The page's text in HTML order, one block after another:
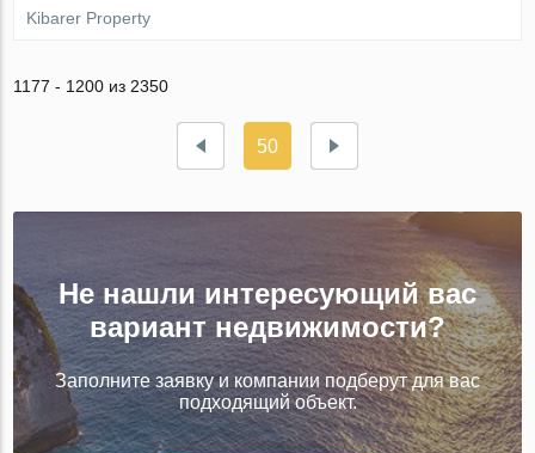
Kibarer Property
1177 - 1200 из 2350
50
Не нашли интересующий вас
вариант недвижимости?
Заполните заявку и компании подберут для вас
подходящий объект.